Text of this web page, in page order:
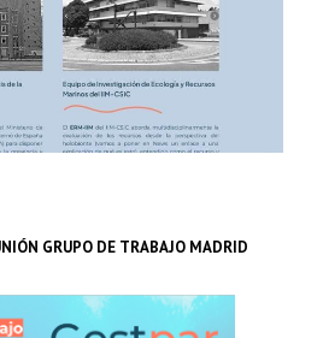
GRUPO DE TRABAJO MADRID